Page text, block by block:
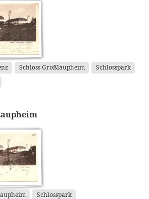
Schloss Großlaupheim Schlosspark
Schlosspark